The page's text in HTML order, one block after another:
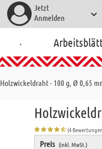
Jetzt
Anmelden
.
Holzwickeldraht - 100 g, Ø 0,65
(4
Preis (inkl. MwSt.)